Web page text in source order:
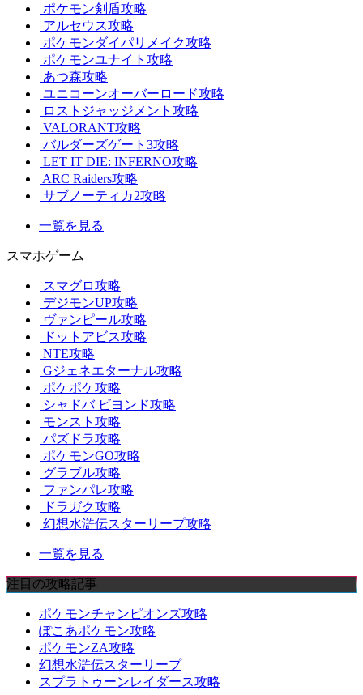
ポケモン剣盾攻略
アルセウス攻略
ポケモンダイパリメイク攻略
ポケモンユナイト攻略
あつ森攻略
ユニコーンオーバーロード攻略
ロストジャッジメント攻略
VALORANT攻略
バルダーズゲート3攻略
LET IT DIE: INFERNO攻略
ARC Raiders攻略
サブノーティカ2攻略
一覧を見る
スマホゲーム
スマグロ攻略
デジモンUP攻略
ヴァンピール攻略
ドットアビス攻略
NTE攻略
Gジェネエターナル攻略
ポケポケ攻略
シャドバ ビヨンド攻略
モンスト攻略
パズドラ攻略
ポケモンGO攻略
グラブル攻略
ファンパレ攻略
ドラガク攻略
幻想水滸伝スターリープ攻略
一覧を見る
注目の攻略記事
ポケモンチャンピオンズ攻略
ぽこあポケモン攻略
ポケモンZA攻略
幻想水滸伝スターリープ
スプラトゥーンレイダース攻略